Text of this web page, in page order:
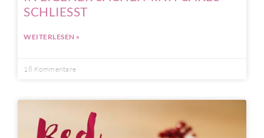
SCHLIESST
WEITERLESEN »
18 Kommentare